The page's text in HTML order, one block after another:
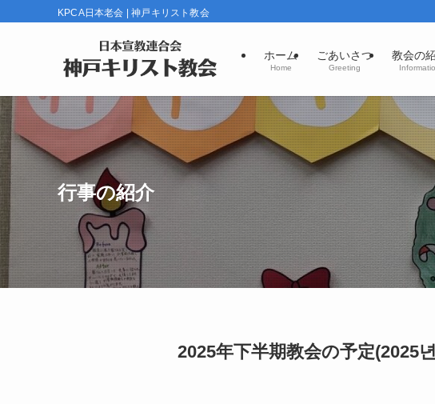
KPCA日本老会 | 神戸キリスト教会
ホーム
Home
ごあいさつ
Greeting
教会の
行事の紹介
2025年下半期教会の予定(2025